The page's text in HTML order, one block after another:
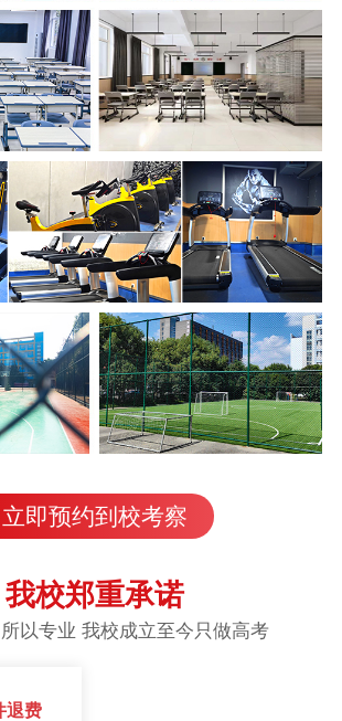
立即预约到校考察
我校郑重承诺
以专业 我校成立至今只做高考
退费